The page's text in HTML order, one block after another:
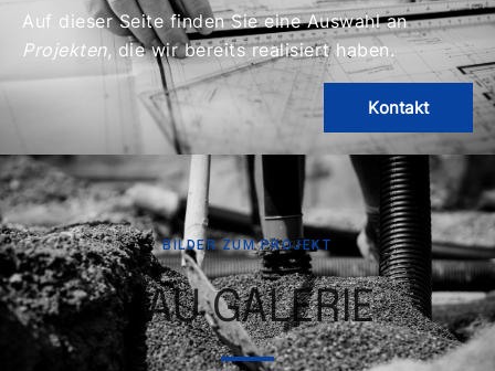
Auf dieser Seite finden Sie eine Auswahl an
Projekten, die wir bereits realisiert haben.
Kontakt
BILDER ZUM PROJEKT
BAU GALERIE